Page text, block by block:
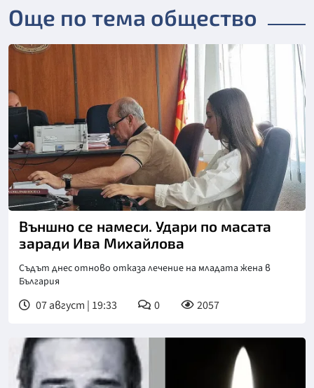
Още по тема общество
Външно се намеси. Удари по масата
заради Ива Михайлова
Съдът днес отново отказа лечение на младата жена в
България
07 август | 19:33 0 2057